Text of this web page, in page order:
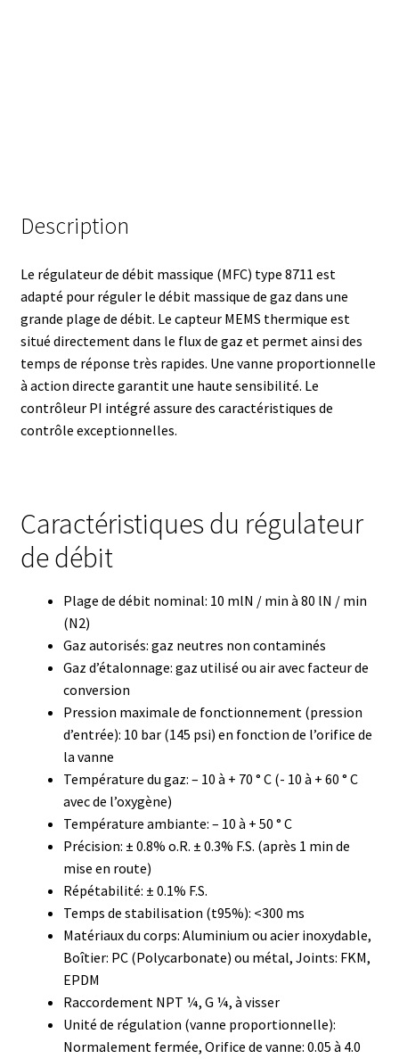
Autoclave
Automation avec Labvision
Automatisation avec Lea
Bec Bunsen
Bioréacteur
Blocs thermostatés
Boites à gants
Broyeur de cellules
Calibrateur de température
Caméra – Vision
Capteur de température
Capteurs météo et climatiques
Cartes de communication
Centrifugeuses
Description
Le régulateur de débit massique (MFC) type 8711 est
adapté pour réguler le débit massique de gaz dans une
grande plage de débit. Le capteur MEMS thermique est
situé directement dans le flux de gaz et permet ainsi des
temps de réponse très rapides. Une vanne proportionnelle
à action directe garantit une haute sensibilité. Le
contrôleur PI intégré assure des caractéristiques de
contrôle exceptionnelles.
Caractéristiques du régulateur
de débit
Plage de débit nominal: 10 mlN / min à 80 lN / min
(N2)
Gaz autorisés: gaz neutres non contaminés
Gaz d’étalonnage: gaz utilisé ou air avec facteur de
conversion
Pression maximale de fonctionnement (pression
d’entrée): 10 bar (145 psi) en fonction de l’orifice de
la vanne
Température du gaz: – 10 à + 70 ° C (- 10 à + 60 ° C
avec de l’oxygène)
Température ambiante: – 10 à + 50 ° C
Précision: ± 0.8% o.R. ± 0.3% F.S. (après 1 min de
mise en route)
Répétabilité: ± 0.1% F.S.
Temps de stabilisation (t95%): <300 ms
Matériaux du corps: Aluminium ou acier inoxydable,
Boîtier: PC (Polycarbonate) ou métal, Joints: FKM,
EPDM
Raccordement NPT ¼, G ¼, à visser
Unité de régulation (vanne proportionnelle):
Normalement fermée, Orifice de vanne: 0.05 à 4.0